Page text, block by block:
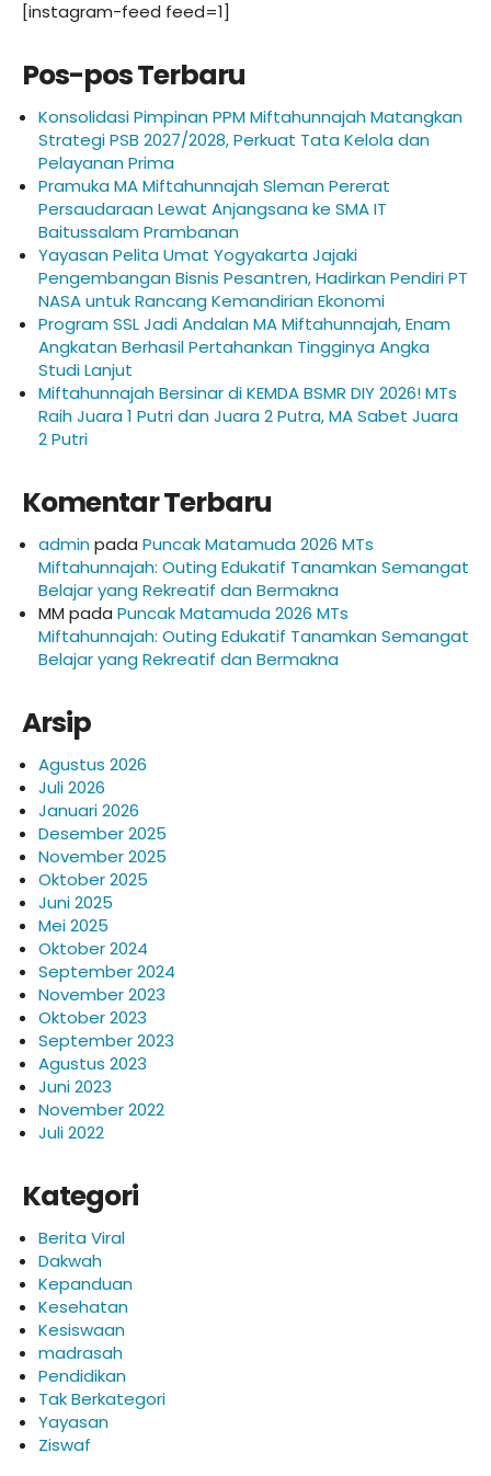
[instagram-feed feed=1]
Pos-pos Terbaru
Konsolidasi Pimpinan PPM Miftahunnajah Matangkan
Strategi PSB 2027/2028, Perkuat Tata Kelola dan
Pelayanan Prima
Pramuka MA Miftahunnajah Sleman Pererat
Persaudaraan Lewat Anjangsana ke SMA IT
Baitussalam Prambanan
Yayasan Pelita Umat Yogyakarta Jajaki
Pengembangan Bisnis Pesantren, Hadirkan Pendiri PT
NASA untuk Rancang Kemandirian Ekonomi
Program SSL Jadi Andalan MA Miftahunnajah, Enam
Angkatan Berhasil Pertahankan Tingginya Angka
Studi Lanjut
Miftahunnajah Bersinar di KEMDA BSMR DIY 2026! MTs
Raih Juara 1 Putri dan Juara 2 Putra, MA Sabet Juara
2 Putri
Komentar Terbaru
admin pada Puncak Matamuda 2026 MTs
Miftahunnajah: Outing Edukatif Tanamkan Semangat
Belajar yang Rekreatif dan Bermakna
MM pada Puncak Matamuda 2026 MTs
Miftahunnajah: Outing Edukatif Tanamkan Semangat
Belajar yang Rekreatif dan Bermakna
Arsip
Agustus 2026
Juli 2026
Januari 2026
Desember 2025
November 2025
Oktober 2025
Juni 2025
Mei 2025
Oktober 2024
September 2024
November 2023
Oktober 2023
September 2023
Agustus 2023
Juni 2023
November 2022
Juli 2022
Kategori
Berita Viral
Dakwah
Kepanduan
Kesehatan
Kesiswaan
madrasah
Pendidikan
Tak Berkategori
Yayasan
Ziswaf